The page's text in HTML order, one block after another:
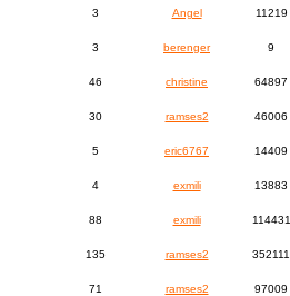
3 Angel 11219
3 berenger 9
46 christine 64897
30 ramses2 46006
5 eric6767 14409
4 exmili 13883
88 exmili 114431
135 ramses2 352111
71 ramses2 97009